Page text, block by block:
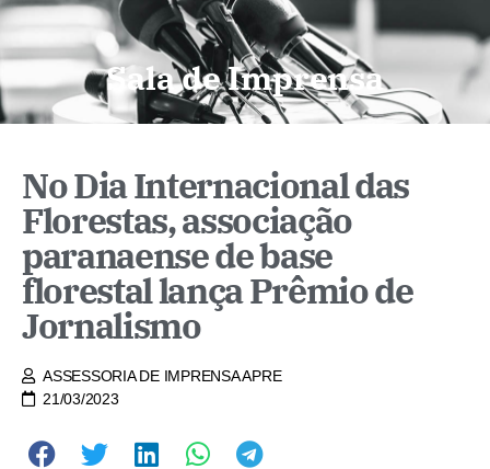
Sala de Imprensa
No Dia Internacional das
Florestas, associação
paranaense de base
florestal lança Prêmio de
Jornalismo
ASSESSORIA DE IMPRENSA APRE
21/03/2023